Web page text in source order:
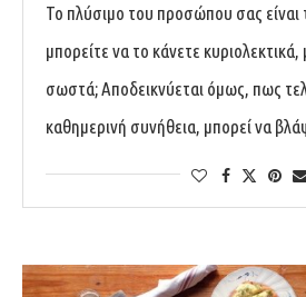
Το πλύσιμο του προσώπου σας
μπορείτε να το κάνετε κυριολεκτικά,
σωστά; Αποδεικνύεται όμως, πως
καθημερινή συνήθεια, μπορεί να